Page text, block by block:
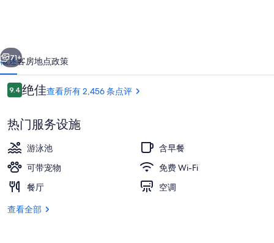
区
欢
朋
酒
店
的
照
片
库
室外游泳池，池畔遮阳伞，日光浴躺椅
个 下一个
71+
概述客房地点政策
点
评
9.49.4/10
绝佳查看所有 2,456 条点评
热门服务设施
游泳池
含早餐
可带宠物
免费 Wi-Fi
餐厅
空调
查看全部